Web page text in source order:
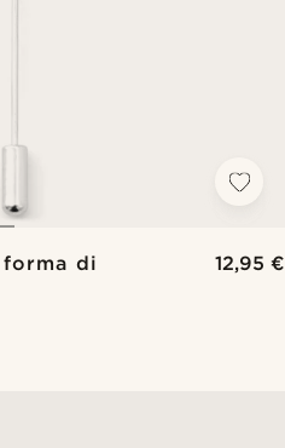
di
12,95 €